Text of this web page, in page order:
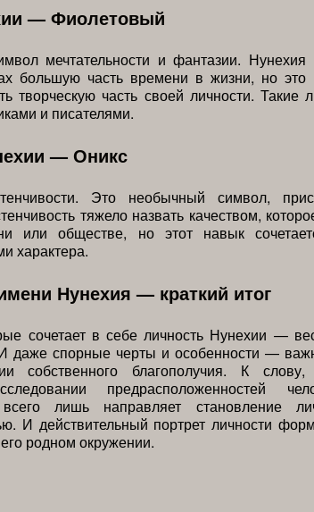
— Фиолетовый
мечтательности и фантазии. Нунехия
большую часть времени в жизни, но это
творческую часть своей личности. Такие
и писателями.
— Оникс
Это необычный символ,
тяжело назвать качеством,
или обществе, но этот навык
характера.
Нунехия — краткий итог
сочетает в себе личность Нунехии —
даже спорные черты и особенности —
собственного благополучия. К
предрасположенностей
всего лишь направляет становление
И действительный портрет личности
родном окружении.